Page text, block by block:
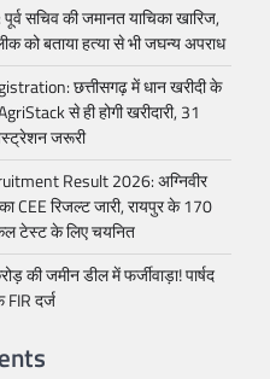
पूर्व सचिव की जमानत याचिका खारिज,
को बताया हत्या से भी जघन्य अपराध
छत्तीसगढ़ में धान खरीदी के
से ही होगी खरीदारी, 31
जरूरी
Result 2026: अग्निवीर
CEE रिजल्ट जारी, रायपुर के 170
टेस्ट के लिए चयनित
की जमीन डील में फर्जीवाड़ा! पार्षद
FIR दर्ज